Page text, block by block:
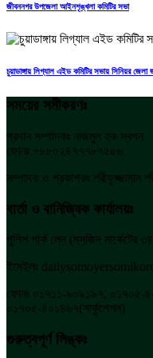
জীবননগর উপজেলা আইনশৃঙ্খলা কমিটির সভা
চুয়াডাঙ্গায় লিগ্যাল এইড কমিটির সভায় সিনিয়র
সময়ের সমীকরণঃ
প্রধান সম্পাদকঃ নাজমুল হক স্বপন
ফোনঃ +৮৮০২৪৭৭৭৮৭৫৫৬
সম্পাদক ও প্রকাশকঃ শরীফুজ্জামান
বার্তা ও বানিজ্যিক কার্যালয়ঃ
পুলিশ পার্ক লেন (মসজিদ মার্কেটের
ইমেইলঃ
ফোনঃ ০১৭১১-৯০৯১৯৭, ০১৭০৫-
০১৭০৫-৪০১৪৬৭(সার্কুলেশন)
গুরুত্বপূর্ণ লিঙ্কঃ